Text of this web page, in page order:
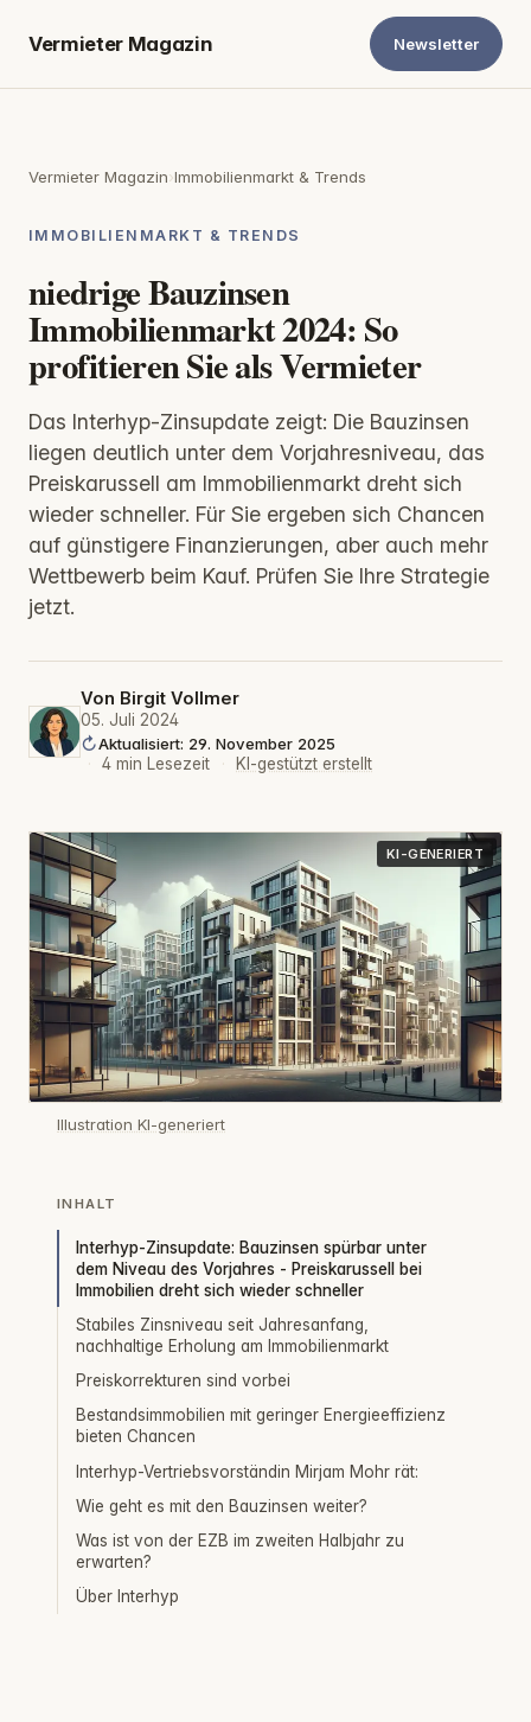
Vermieter Magazin Newsletter
Vermieter Magazin›Immobilienmarkt & Trends
IMMOBILIENMARKT & TRENDS
niedrige Bauzinsen
Immobilienmarkt 2024: So
profitieren Sie als Vermieter
Das Interhyp-Zinsupdate zeigt: Die Bauzinsen
liegen deutlich unter dem Vorjahresniveau, das
Preiskarussell am Immobilienmarkt dreht sich
wieder schneller. Für Sie ergeben sich Chancen
auf günstigere Finanzierungen, aber auch mehr
Wettbewerb beim Kauf. Prüfen Sie Ihre Strategie
jetzt.
Von Birgit Vollmer
05. Juli 2024
Aktualisiert: 29. November 2025
·
4 min Lesezeit · KI-gestützt erstellt
KI-GENERIERT
Illustration KI-generiert
INHALT
Interhyp-Zinsupdate: Bauzinsen spürbar unter
dem Niveau des Vorjahres - Preiskarussell bei
Immobilien dreht sich wieder schneller
Stabiles Zinsniveau seit Jahresanfang,
nachhaltige Erholung am Immobilienmarkt
Preiskorrekturen sind vorbei
Bestandsimmobilien mit geringer Energieeffizienz
bieten Chancen
Interhyp-Vertriebsvorständin Mirjam Mohr rät:
Wie geht es mit den Bauzinsen weiter?
Was ist von der EZB im zweiten Halbjahr zu
erwarten?
Über Interhyp